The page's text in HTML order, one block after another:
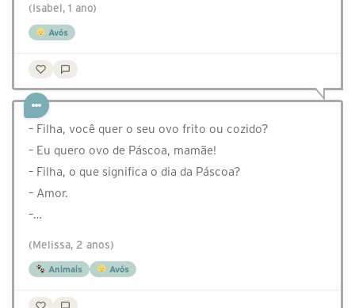
(Isabel, 1 ano)
Avós
– Filha, você quer o seu ovo frito ou cozido?
– Eu quero ovo de Páscoa, mamãe!
– Filha, o que significa o dia da Páscoa?
– Amor.
–…
(Melissa, 2 anos)
Animais Avós